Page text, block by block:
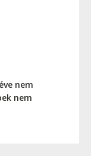
nem
nem